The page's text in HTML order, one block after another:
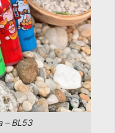
– BL53